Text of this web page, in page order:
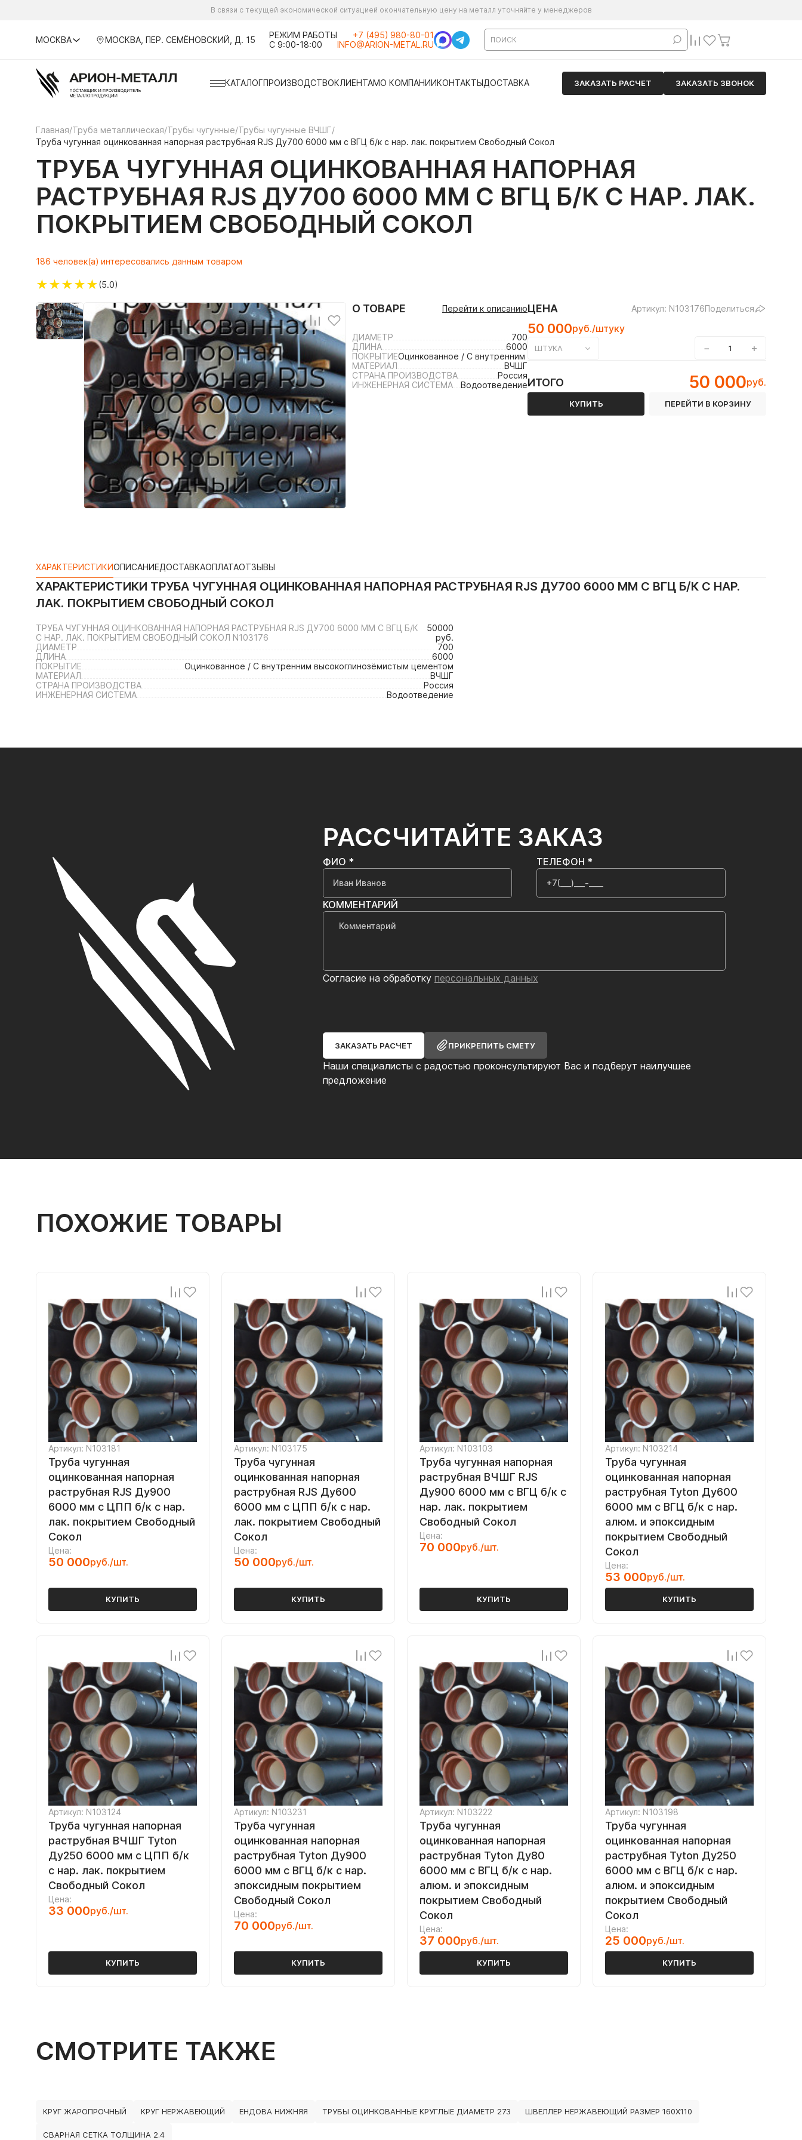
В связи с текущей экономической ситуацией окончательную цену на металл уточняйте у менеджеров
МОСКВА МОСКВА, ПЕР. СЕМЁНОВСКИЙ, Д. 15
РЕЖИМ РАБОТЫ
С 9:00-18:00
+7 (495) 980-80-01
INFO@ARION-METAL.RU
КАТАЛОГПРОИЗВОДСТВОКЛИЕНТАМО КОМПАНИИКОНТАКТЫДОСТАВКА ЗАКАЗАТЬ РАСЧЕТ ЗАКАЗАТЬ ЗВОНОК
Главная/Труба металлическая/Трубы чугунные/Трубы чугунные ВЧШГ/
Труба чугунная оцинкованная напорная раструбная RJS Ду700 6000 мм с ВГЦ б/к с нар. лак. покрытием Свободный Сокол
ТРУБА ЧУГУННАЯ ОЦИНКОВАННАЯ НАПОРНАЯ
РАСТРУБНАЯ RJS ДУ700 6000 ММ С ВГЦ Б/К С НАР. ЛАК.
ПОКРЫТИЕМ СВОБОДНЫЙ СОКОЛ
186 человек(а) интересовались данным товаром
★★★★★(5.0)
О ТОВАРЕ Перейти к описанию
ДИАМЕТР
700
ДЛИНА
6000
ПОКРЫТИЕОцинкованное / С внутренним высокоглинозёмистым цементом
МАТЕРИАЛ
ВЧШГ
СТРАНА ПРОИЗВОДСТВА
Россия
ИНЖЕНЕРНАЯ СИСТЕМА
Водоотведение
ЦЕНА Артикул: N103176Поделиться
50 000руб./штуку
ШТУКА − +
ИТОГО 50 000руб.
КУПИТЬ ПЕРЕЙТИ В КОРЗИНУ
ХАРАКТЕРИСТИКИОПИСАНИЕДОСТАВКАОПЛАТАОТЗЫВЫ
ХАРАКТЕРИСТИКИ ТРУБА ЧУГУННАЯ ОЦИНКОВАННАЯ НАПОРНАЯ РАСТРУБНАЯ RJS ДУ700 6000 ММ С ВГЦ Б/К С НАР.
ЛАК. ПОКРЫТИЕМ СВОБОДНЫЙ СОКОЛ
ТРУБА ЧУГУННАЯ ОЦИНКОВАННАЯ НАПОРНАЯ РАСТРУБНАЯ RJS ДУ700 6000 ММ С ВГЦ Б/К
С НАР. ЛАК. ПОКРЫТИЕМ СВОБОДНЫЙ СОКОЛ N103176
50000
руб.
ДИАМЕТР
700
ДЛИНА
6000
ПОКРЫТИЕ
Оцинкованное / С внутренним высокоглинозёмистым цементом
МАТЕРИАЛ
ВЧШГ
СТРАНА ПРОИЗВОДСТВА
Россия
ИНЖЕНЕРНАЯ СИСТЕМА
Водоотведение
РАССЧИТАЙТЕ ЗАКАЗ
Наши специалисты с радостью проконсультируют Вас и подберут наилучшее
предложение
ФИО * ТЕЛЕФОН *
КОММЕНТАРИЙ
Согласие на обработку персональных данных
ЗАКАЗАТЬ РАСЧЕТ ПРИКРЕПИТЬ СМЕТУ
ПОХОЖИЕ ТОВАРЫ
Артикул: N103181
Труба чугунная
оцинкованная напорная
раструбная RJS Ду900
6000 мм с ЦПП б/к с нар.
лак. покрытием Свободный
Сокол
Цена:
50 000руб./шт.
КУПИТЬ
Артикул: N103175
Труба чугунная
оцинкованная напорная
раструбная RJS Ду600
6000 мм с ЦПП б/к с нар.
лак. покрытием Свободный
Сокол
Цена:
50 000руб./шт.
КУПИТЬ
Артикул: N103103
Труба чугунная напорная
раструбная ВЧШГ RJS
Ду900 6000 мм с ВГЦ б/к с
нар. лак. покрытием
Свободный Сокол
Цена:
70 000руб./шт.
КУПИТЬ
Артикул: N103214
Труба чугунная
оцинкованная напорная
раструбная Tyton Ду600
6000 мм с ВГЦ б/к с нар.
алюм. и эпоксидным
покрытием Свободный
Сокол
Цена:
53 000руб./шт.
КУПИТЬ
Артикул: N103124
Труба чугунная напорная
раструбная ВЧШГ Tyton
Ду250 6000 мм с ЦПП б/к
с нар. лак. покрытием
Свободный Сокол
Цена:
33 000руб./шт.
КУПИТЬ
Артикул: N103231
Труба чугунная
оцинкованная напорная
раструбная Tyton Ду900
6000 мм с ВГЦ б/к с нар.
эпоксидным покрытием
Свободный Сокол
Цена:
70 000руб./шт.
КУПИТЬ
Артикул: N103222
Труба чугунная
оцинкованная напорная
раструбная Tyton Ду80
6000 мм с ВГЦ б/к с нар.
алюм. и эпоксидным
покрытием Свободный
Сокол
Цена:
37 000руб./шт.
КУПИТЬ
Артикул: N103198
Труба чугунная
оцинкованная напорная
раструбная Tyton Ду250
6000 мм с ВГЦ б/к с нар.
алюм. и эпоксидным
покрытием Свободный
Сокол
Цена:
25 000руб./шт.
КУПИТЬ
СМОТРИТЕ ТАКЖЕ
КРУГ ЖАРОПРОЧНЫЙ КРУГ НЕРЖАВЕЮЩИЙ ЕНДОВА НИЖНЯЯ ТРУБЫ ОЦИНКОВАННЫЕ КРУГЛЫЕ ДИАМЕТР 273 ШВЕЛЛЕР НЕРЖАВЕЮЩИЙ РАЗМЕР 160Х110
СВАРНАЯ СЕТКА ТОЛЩИНА 2.4